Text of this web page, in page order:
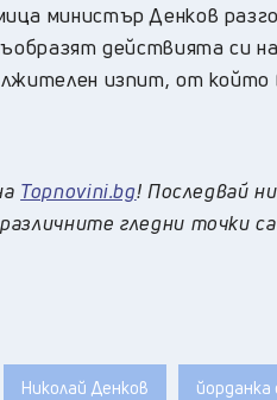
министър Денков
действията си
изпит, от
Topnovini.bg! Последвай
гледни точки
Николай Денков